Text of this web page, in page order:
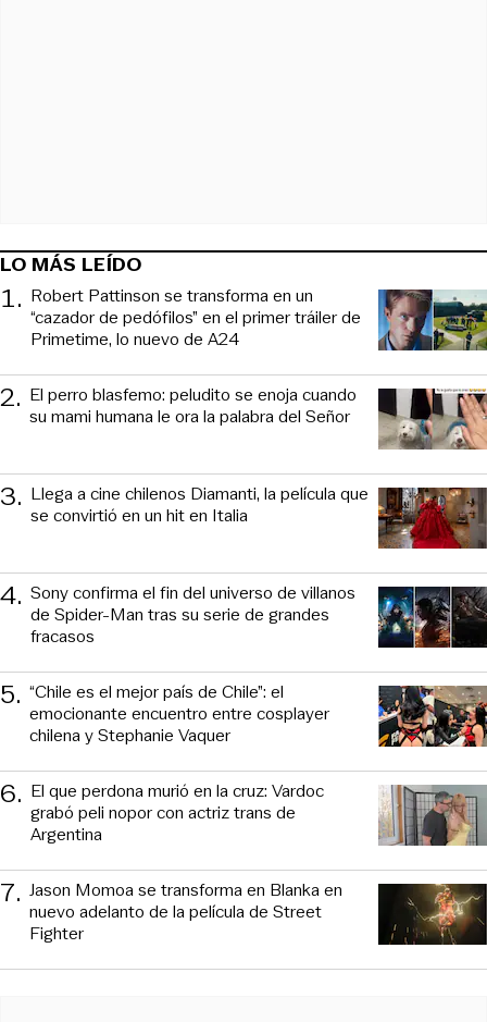
LO MÁS LEÍDO
1. Robert Pattinson se transforma en un
“cazador de pedófilos” en el primer tráiler de
Primetime, lo nuevo de A24
2. El perro blasfemo: peludito se enoja cuando
su mami humana le ora la palabra del Señor
3. Llega a cine chilenos Diamanti, la película que
se convirtió en un hit en Italia
4. Sony confirma el fin del universo de villanos
de Spider-Man tras su serie de grandes
fracasos
5. “Chile es el mejor país de Chile”: el
emocionante encuentro entre cosplayer
chilena y Stephanie Vaquer
6. El que perdona murió en la cruz: Vardoc
grabó peli nopor con actriz trans de
Argentina
7. Jason Momoa se transforma en Blanka en
nuevo adelanto de la película de Street
Fighter